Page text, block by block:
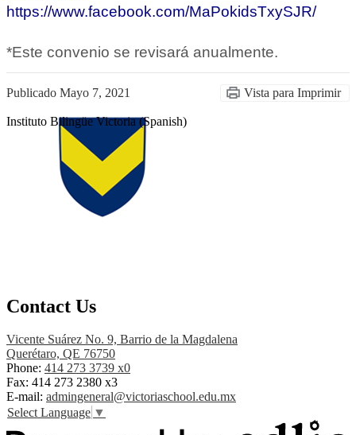
https://www.facebook.com/MaPokidsTxySJR/
*Este convenio se revisará anualmente.
Publicado Mayo 7, 2021 Vista para Imprimir
Instituto Bilingüe Victoria (Spanish)
Contact Us
Vicente Suárez No. 9, Barrio de la Magdalena
Querétaro, QE 76750
Phone: 414 273 3739 x0
Fax: 414 273 2380 x3
E-mail: admingeneral@victoriaschool.edu.mx
Select Language ▼